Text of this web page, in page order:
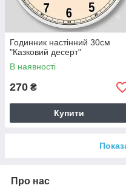
Годинник настінний 30см
"Казковий десерт"
В наявності
270 ₴
Купити
Про нас